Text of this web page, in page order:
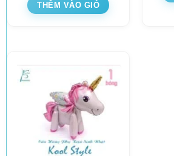
THÊM VÀO GIỎ